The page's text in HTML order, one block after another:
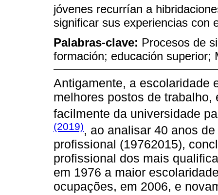
jóvenes recurrían a
significar sus experiencias con
Palabras-clave: Procesos de
formación; educación superior;
Antigamente, a escolaridade
melhores postos de
facilmente da universidade
(2019), ao analisar 40 anos
profissional (19762015),
profissional dos mais
em 1976 a maior
ocupações, em 2006, e